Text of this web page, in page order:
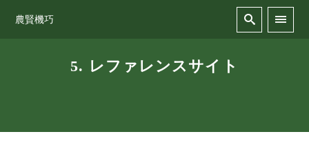
農賢機巧
5. レファレンスサイト